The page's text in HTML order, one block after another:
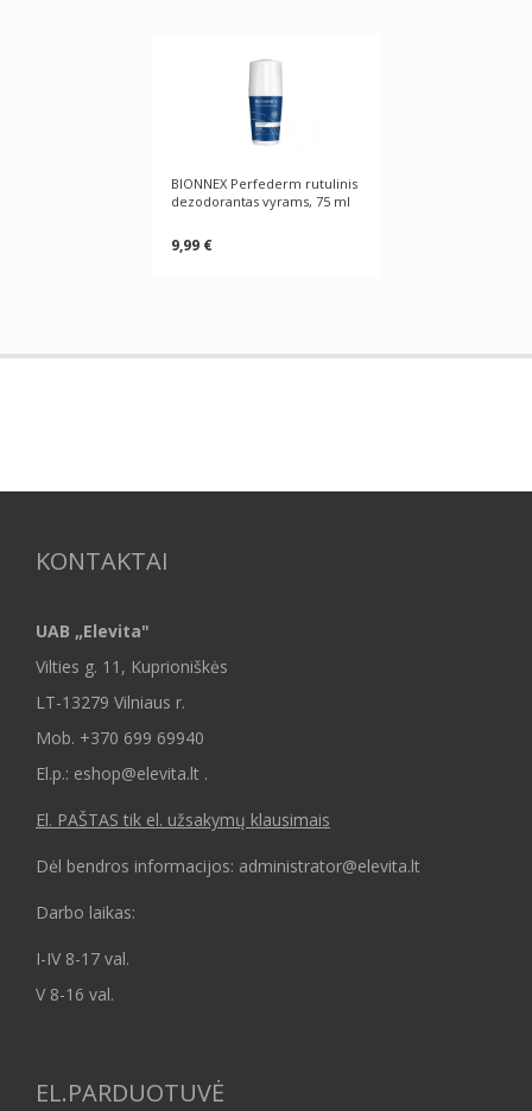
BIONNEX Perfederm rutulinis
dezodorantas vyrams, 75 ml
9,99 €
KONTAKTAI
UAB „Elevita"
Vilties g. 11, Kuprioniškės
LT-13279 Vilniaus r.
Mob. +370 699 69940
El.p.: eshop@elevita.lt .
El. PAŠTAS tik el. užsakymų klausimais
Dėl bendros informacijos: administrator@elevita.lt
Darbo laikas:
I-IV 8-17 val.
V 8-16 val.
EL.PARDUOTUVĖ